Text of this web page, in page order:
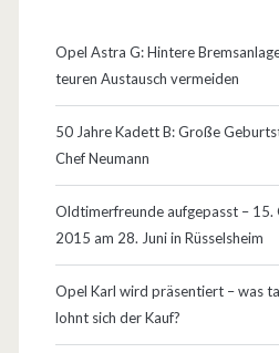
a
s
N
u
t
z
f
a
Opel Astra G: Hintere
teuren Austausch vermeiden
50 Jahre Kadett B: Große
Chef Neumann
Oldtimerfreunde aufgepasst – 15.
2015 am 28. Juni in Rüsselsheim
Opel Karl wird präsentiert – was
lohnt sich der Kauf?